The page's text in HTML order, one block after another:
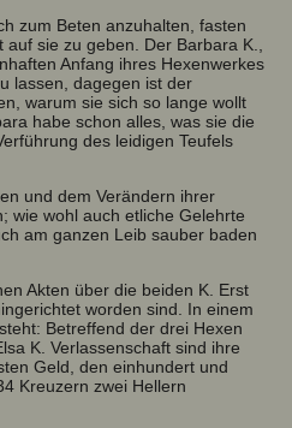
zum Beten anzuhalten, fasten
sie zu geben. Der Barbara K.,
Anfang ihres Hexenwerkes
lassen, dagegen ist der
warum sie sich so lange wollt
habe schon alles, was sie die
des leidigen Teufels
und dem Verändern ihrer
wie wohl auch etliche Gelehrte
am ganzen Leib sauber baden
Akten über die beiden K. Erst
worden sind. In einem
Betreffend der drei Hexen
K. Verlassenschaft sind ihre
Geld, den einhundert und
Kreuzern zwei Hellern